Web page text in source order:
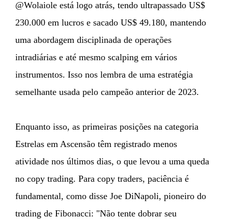
@Wolaiole está logo atrás, tendo ultrapassado US$
230.000 em lucros e sacado US$ 49.180, mantendo
uma abordagem disciplinada de operações
intradiárias e até mesmo scalping em vários
instrumentos. Isso nos lembra de uma estratégia
semelhante usada pelo campeão anterior de 2023.
Enquanto isso, as primeiras posições na categoria
Estrelas em Ascensão têm registrado menos
atividade nos últimos dias, o que levou a uma queda
no copy trading. Para copy traders, paciência é
fundamental, como disse Joe DiNapoli, pioneiro do
trading de Fibonacci: "Não tente dobrar seu